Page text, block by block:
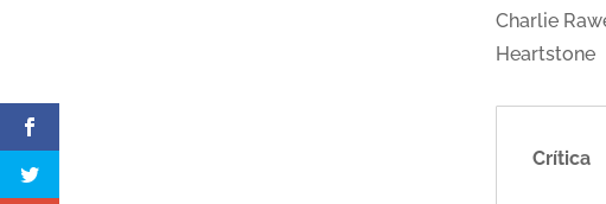
Charlie
Heartstone
Crítica